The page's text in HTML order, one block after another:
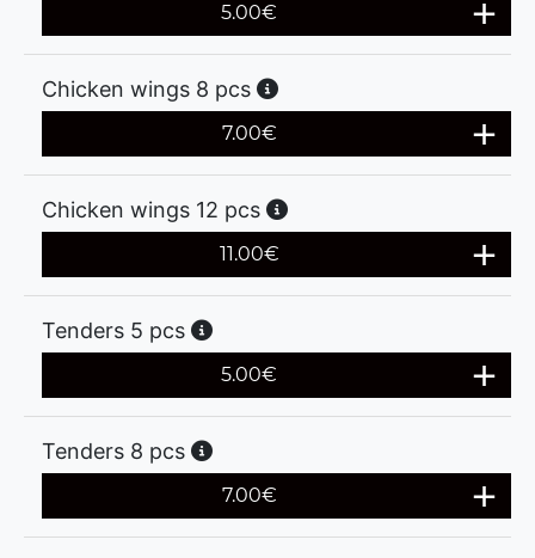
5.00€
Chicken wings 8 pcs
7.00€
Chicken wings 12 pcs
11.00€
Tenders 5 pcs
5.00€
Tenders 8 pcs
7.00€